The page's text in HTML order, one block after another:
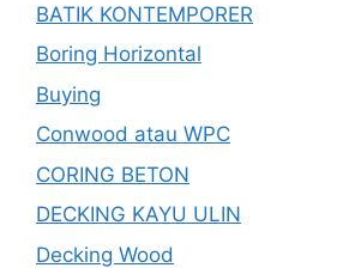
BATIK KONTEMPORER
Boring Horizontal
Buying
Conwood atau WPC
CORING BETON
DECKING KAYU ULIN
Decking Wood